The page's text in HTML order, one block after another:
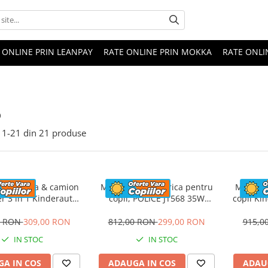
ONLINE PRIN LEANPAY RATE ONLINE PRIN MOKKA RATE
1-21 din 21 produse
electrica & camion
3 in 1 Kinderauto
music player
RON309,00 RON
IN STOC
IN COS
Motocicleta electrica pentru
copii, POLICE JT568 35W
812,00 RON299,00 RON
IN STOC
ADAUGA IN COS
copii